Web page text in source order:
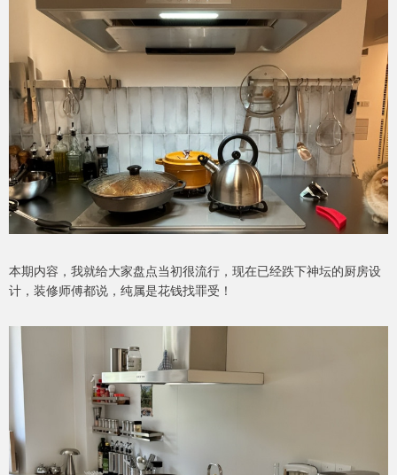
本期内容，我就给大家盘点当初很流行，现在已经跌下神坛的厨房设
计，装修师傅都说，纯属是花钱找罪受！